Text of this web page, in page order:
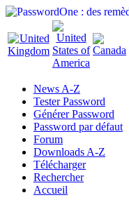
News A-Z
Tester Password
Générer Password
Password par défaut
Forum
Downloads A-Z
Télécharger
Rechercher
Accueil